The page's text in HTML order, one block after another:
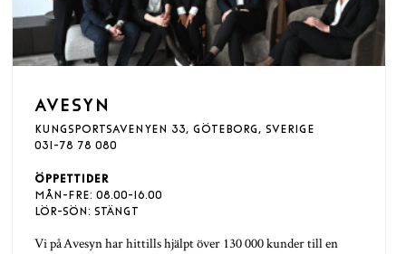
AVESYN
KUNGSPORTSAVENYEN 33, GÖTEBORG, SVERIGE
031-78 78 080
ÖPPETTIDER
MÅN-FRE: 08.00-16.00
LÖR-SÖN: STÄNGT
Vi på Avesyn har hittills hjälpt över 130 000 kunder till en